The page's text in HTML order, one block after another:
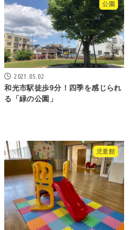
公園
2021.05.02
和光市駅徒歩9分！四季を感じられ
る「緑の公園」
児童館